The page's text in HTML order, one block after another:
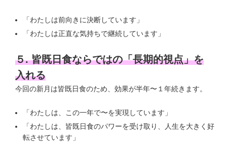
「わたしは前向きに決断しています」
「わたしは正直な気持ちで継続しています」
５. 皆既日食ならではの「長期的視点」を
入れる
今回の新月は皆既日食のため、効果が半年〜１年続きます。
「わたしは、この一年で〜を実現しています」
「わたしは、皆既日食のパワーを受け取り、人生を大きく好
転させています」